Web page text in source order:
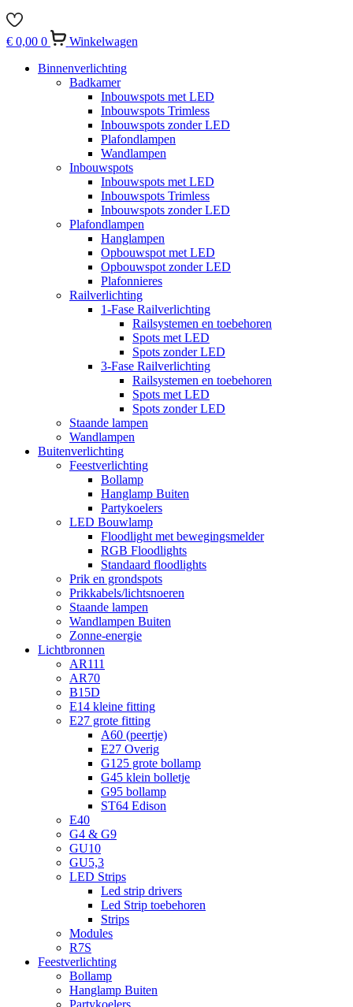
€ 0,00 0
Winkelwagen
Binnenverlichting
Badkamer
Inbouwspots met LED
Inbouwspots Trimless
Inbouwspots zonder LED
Plafondlampen
Wandlampen
Inbouwspots
Inbouwspots met LED
Inbouwspots Trimless
Inbouwspots zonder LED
Plafondlampen
Hanglampen
Opbouwspot met LED
Opbouwspot zonder LED
Plafonnieres
Railverlichting
1-Fase Railverlichting
Railsystemen en toebehoren
Spots met LED
Spots zonder LED
3-Fase Railverlichting
Railsystemen en toebehoren
Spots met LED
Spots zonder LED
Staande lampen
Wandlampen
Buitenverlichting
Feestverlichting
Bollamp
Hanglamp Buiten
Partykoelers
LED Bouwlamp
Floodlight met bewegingsmelder
RGB Floodlights
Standaard floodlights
Prik en grondspots
Prikkabels/lichtsnoeren
Staande lampen
Wandlampen Buiten
Zonne-energie
Lichtbronnen
AR111
AR70
B15D
E14 kleine fitting
E27 grote fitting
A60 (peertje)
E27 Overig
G125 grote bollamp
G45 klein bolletje
G95 bollamp
ST64 Edison
E40
G4 & G9
GU10
GU5,3
LED Strips
Led strip drivers
Led Strip toebehoren
Strips
Modules
R7S
Feestverlichting
Bollamp
Hanglamp Buiten
Partykoelers